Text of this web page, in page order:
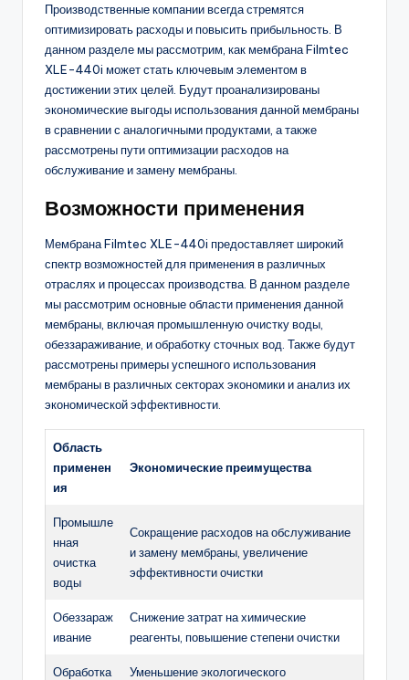
Производственные компании всегда стремятся
оптимизировать расходы и повысить прибыльность. В
данном разделе мы рассмотрим, как мембрана Filmtec
XLE-440i может стать ключевым элементом в
достижении этих целей. Будут проанализированы
экономические выгоды использования данной мембраны
в сравнении с аналогичными продуктами, а также
рассмотрены пути оптимизации расходов на
обслуживание и замену мембраны.
Возможности применения
Мембрана Filmtec XLE-440i предоставляет широкий
спектр возможностей для применения в различных
отраслях и процессах производства. В данном разделе
мы рассмотрим основные области применения данной
мембраны, включая промышленную очистку воды,
обеззараживание, и обработку сточных вод. Также будут
рассмотрены примеры успешного использования
мембраны в различных секторах экономики и анализ их
экономической эффективности.
Область
применен
ия
Экономические преимущества
Промышле
нная
очистка
воды
Сокращение расходов на обслуживание
и замену мембраны, увеличение
эффективности очистки
Обеззараж
ивание
Снижение затрат на химические
реагенты, повышение степени очистки
Обработка
Уменьшение экологического